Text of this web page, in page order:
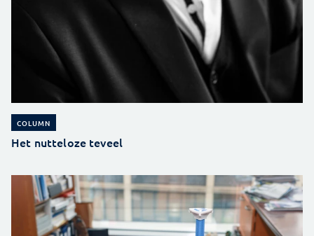
COLUMN
Het nutteloze teveel